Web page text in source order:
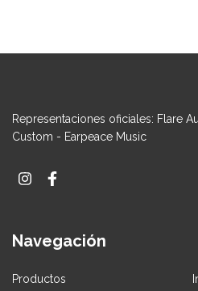
Representaciones oficiales: Flare
Custom - Earpeace Music
Navegación
Productos